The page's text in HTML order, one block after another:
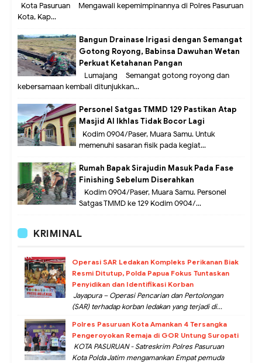
Kota Pasuruan – Mengawali kepemimpinannya di Polres Pasuruan
Kota, Kap...
Bangun Drainase Irigasi dengan Semangat
Gotong Royong, Babinsa Dawuhan Wetan
Perkuat Ketahanan Pangan
Lumajang – Semangat gotong royong dan
kebersamaan kembali ditunjukkan...
Personel Satgas TMMD 129 Pastikan Atap
Masjid Al Ikhlas Tidak Bocor Lagi
Kodim 0904/Paser, Muara Samu. Untuk
memenuhi sasaran fisik pada kegiat...
Rumah Bapak Sirajudin Masuk Pada Fase
Finishing Sebelum Diserahkan
Kodim 0904/Paser, Muara Samu. Personel
Satgas TMMD ke 129 Kodim 0904/...
KRIMINAL
Operasi SAR Ledakan Kompleks Perikanan Biak
Resmi Ditutup, Polda Papua Fokus Tuntaskan
Penyidikan dan Identifikasi Korban
Jayapura – Operasi Pencarian dan Pertolongan
(SAR) terhadap korban ledakan yang terjadi di...
Polres Pasuruan Kota Amankan 4 Tersangka
Pengeroyokan Remaja di GOR Untung Suropati
KOTA PASURUAN - Satreskrim Polres Pasuruan
Kota Polda Jatim mengamankan Empat pemuda